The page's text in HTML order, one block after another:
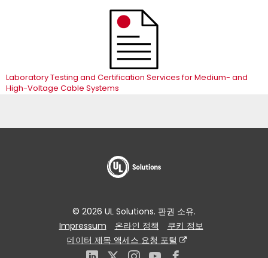
Laboratory Testing and Certification Services for Medium- and
High-Voltage Cable Systems
© 2026 UL Solutions. 판권 소유.
Impressum
온라인 정책
쿠키 정보
데이터 제목 액세스 요청 포털